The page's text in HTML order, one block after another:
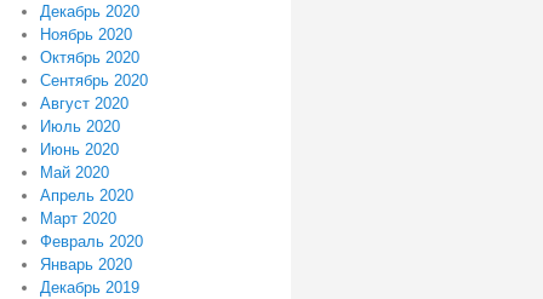
Декабрь 2020
Ноябрь 2020
Октябрь 2020
Сентябрь 2020
Август 2020
Июль 2020
Июнь 2020
Май 2020
Апрель 2020
Март 2020
Февраль 2020
Январь 2020
Декабрь 2019